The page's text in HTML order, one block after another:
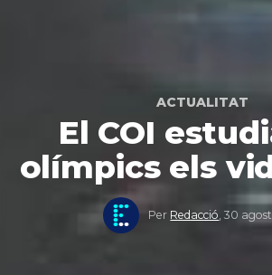
ACTUALITAT
El COI
olímpics els
Per Redacció ,30